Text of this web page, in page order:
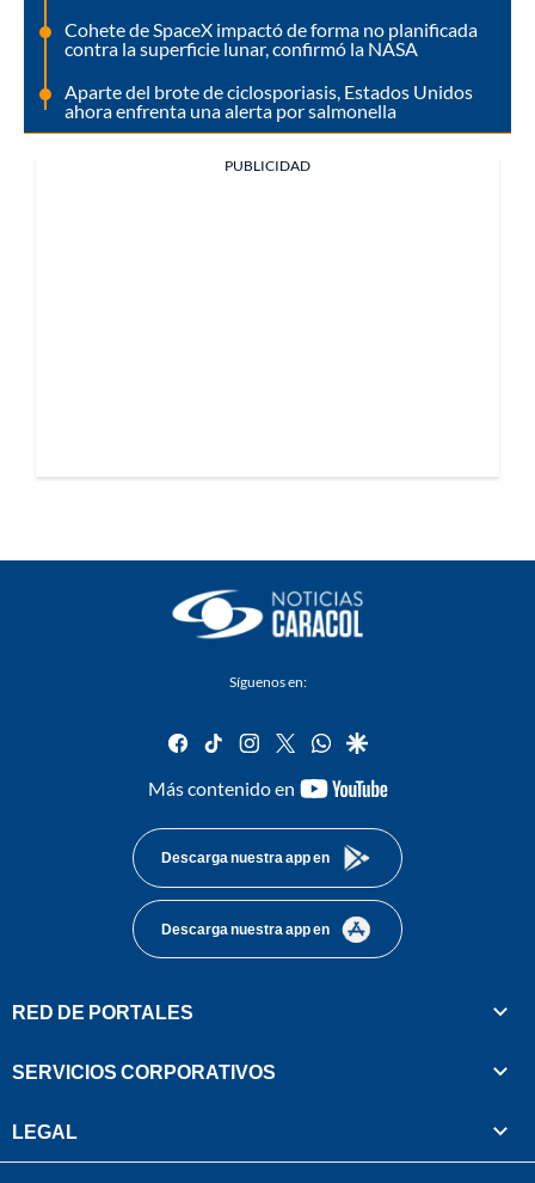
Cohete de SpaceX impactó de forma no planificada
contra la superficie lunar, confirmó la NASA
Aparte del brote de ciclosporiasis, Estados Unidos
ahora enfrenta una alerta por salmonella
PUBLICIDAD
Síguenos en:
facebook
tiktok instagram
twitterwhatsapp
google
Más contenido en
youtube-
Descarga nuestra app en
Descarga nuestra app en
RED DE PORTALES
SERVICIOS CORPORATIVOS
LEGAL